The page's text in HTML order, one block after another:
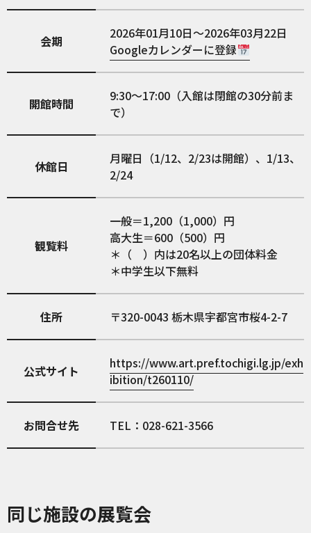
会期
2026年01月10日～2026年03月22日
Googleカレンダーに登録
開館時間
9:30～17:00（入館は閉館の30分前ま
で）
休館日
月曜日（1/12、2/23は開館）、1/13、
2/24
観覧料
一般＝1,200（1,000）円
高大生＝600（500）円
＊（ ）内は20名以上の団体料金
＊中学生以下無料
住所 320-0043 栃木県宇都宮市桜4-2-7
公式サイト
https://www.art.pref.tochigi.lg.jp/exh
ibition/t260110/
お問合せ先 TEL：028-621-3566
同じ施設の展覧会